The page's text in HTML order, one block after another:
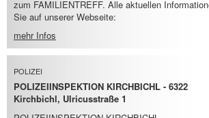
zum FAMILIENTREFF. Alle aktuellen
Sie auf unserer Webseite:
mehr Infos
POLIZEI
POLIZEIINSPEKTION KIRCHBICHL - 6322
Kirchbichl, Ulricusstraße 1